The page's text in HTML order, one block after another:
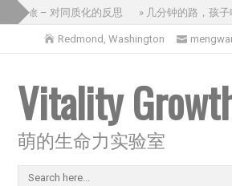
旅 – 对同质化的反思 » 几分钟的路，孩子喊
Redmond, Washington
Vitality
萌的生命力实验室